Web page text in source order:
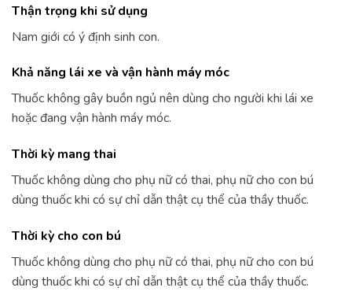
Thận trọng khi sử dụng
Nam giới có ý định sinh con.
Khả năng lái xe và vận hành máy móc
Thuốc không gây buồn ngủ nên dùng cho người khi lái xe
hoặc đang vận hành máy móc.
Thời kỳ mang thai
Thuốc không dùng cho phụ nữ có thai, phụ nữ cho con bú
dùng thuốc khi có sự chỉ dẫn thật cụ thể của thầy thuốc.
Thời kỳ cho con bú
Thuốc không dùng cho phụ nữ có thai, phụ nữ cho con bú
dùng thuốc khi có sự chỉ dẫn thật cụ thể của thầy thuốc.